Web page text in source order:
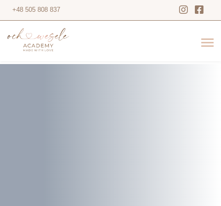
+48 505 808 837